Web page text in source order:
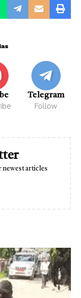
Telegram
Follow
newest articles